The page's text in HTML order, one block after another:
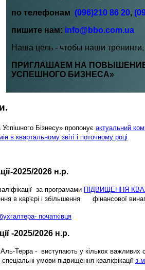
по телефонам (096)210 86 20,
пишите нам: info@bbo.com.ua
Наша цель - чтобы наши
ПРИГЛАШАЕМ НА
УСПЕШНОГО БИЗНЕСА»
Бізнесу» пропонує актуальний
в квартальному звіті і поточному році
2025/2026 н.р.
за програмами ПІДВИЩЕННЯ
в кар'єрі і збільшення фінансової
початківця
-2025/2026 н.р.
Терра - виступають у кількох важливих
умови підвищення кваліфікації з